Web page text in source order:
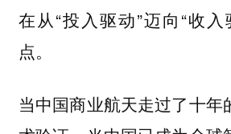
在从“投入驱动”迈向“收
点。
当中国商业航天走过了十年